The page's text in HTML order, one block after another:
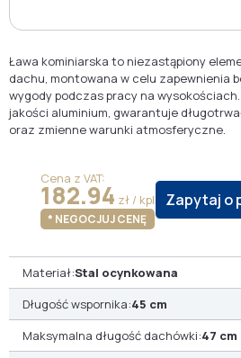
Ława kominiarska to niezastąpiony
dachu, montowana w celu zapewnienia
wygody podczas pracy na
jakości aluminium, gwarantuje
oraz zmienne warunki atmosferyczne.
Cena z VAT:
182.94 zł / kpl
* NEGOCJUJ CENĘ
Zapytaj o
Materiał:Stal ocynkowana
Długość wspornika:45 cm
Maksymalna długość dachówki:47 cm